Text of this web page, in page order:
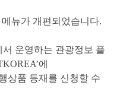
뉴가 개편되었습니다.
운영하는 관광정보 플
에
상품 등재를 신청할 수